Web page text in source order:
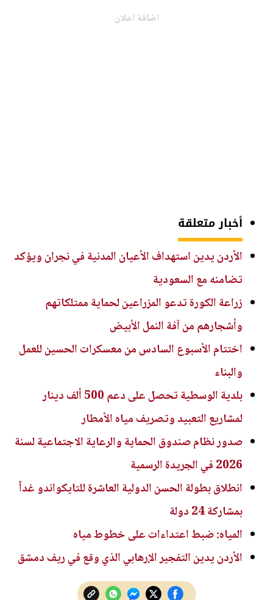
اضافة اعلان
أخبار متعلقة
الأردن يدين استهداف الأعيان المدنية في نجران ويؤكد
تضامنه مع السعودية
زراعة الكورة تدعو المزراعين لحماية ممتلكاتهم
وأشجارهم من آفة النمل الأبيض
اختتام الأسبوع السادس من معسكرات الحسين للعمل
والبناء
بلدية الوسطية تحصل على دعم 500 ألف دينار
لمشاريع التعبيد وتصريف مياه الأمطار
صدور نظام صندوق الحماية والرعاية الاجتماعية لسنة
2026 في الجريدة الرسمية
انطلاق بطولة الحسن الدولية العاشرة للتايكواندو غداً
بمشاركة 24 دولة
المياه: ضبط اعتداءات على خطوط مياه
الأردن يدين التفجير الإرهابي الذي وقع في ريف دمشق